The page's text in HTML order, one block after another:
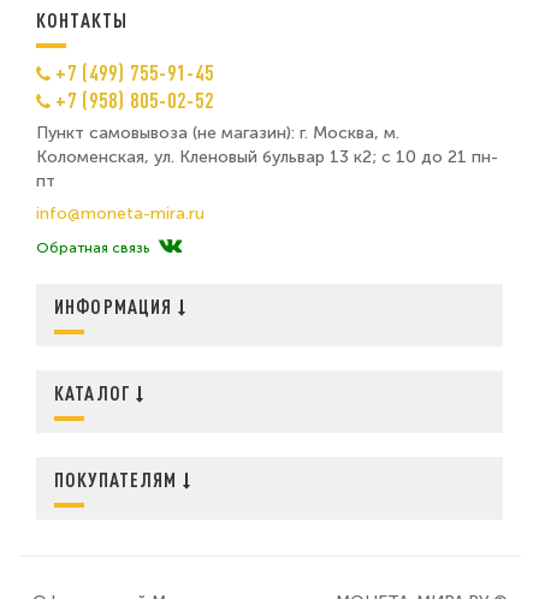
КОНТАКТЫ
+7 (499) 755-91-45
+7 (958) 805-02-52
Пункт самовывоза (не магазин): г. Москва, м.
Коломенская, ул. Кленовый бульвар 13 к2; с 10 до 21 пн-
пт
info@moneta-mira.ru
Обратная связь
ИНФОРМАЦИЯ
КАТАЛОГ
ПОКУПАТЕЛЯМ